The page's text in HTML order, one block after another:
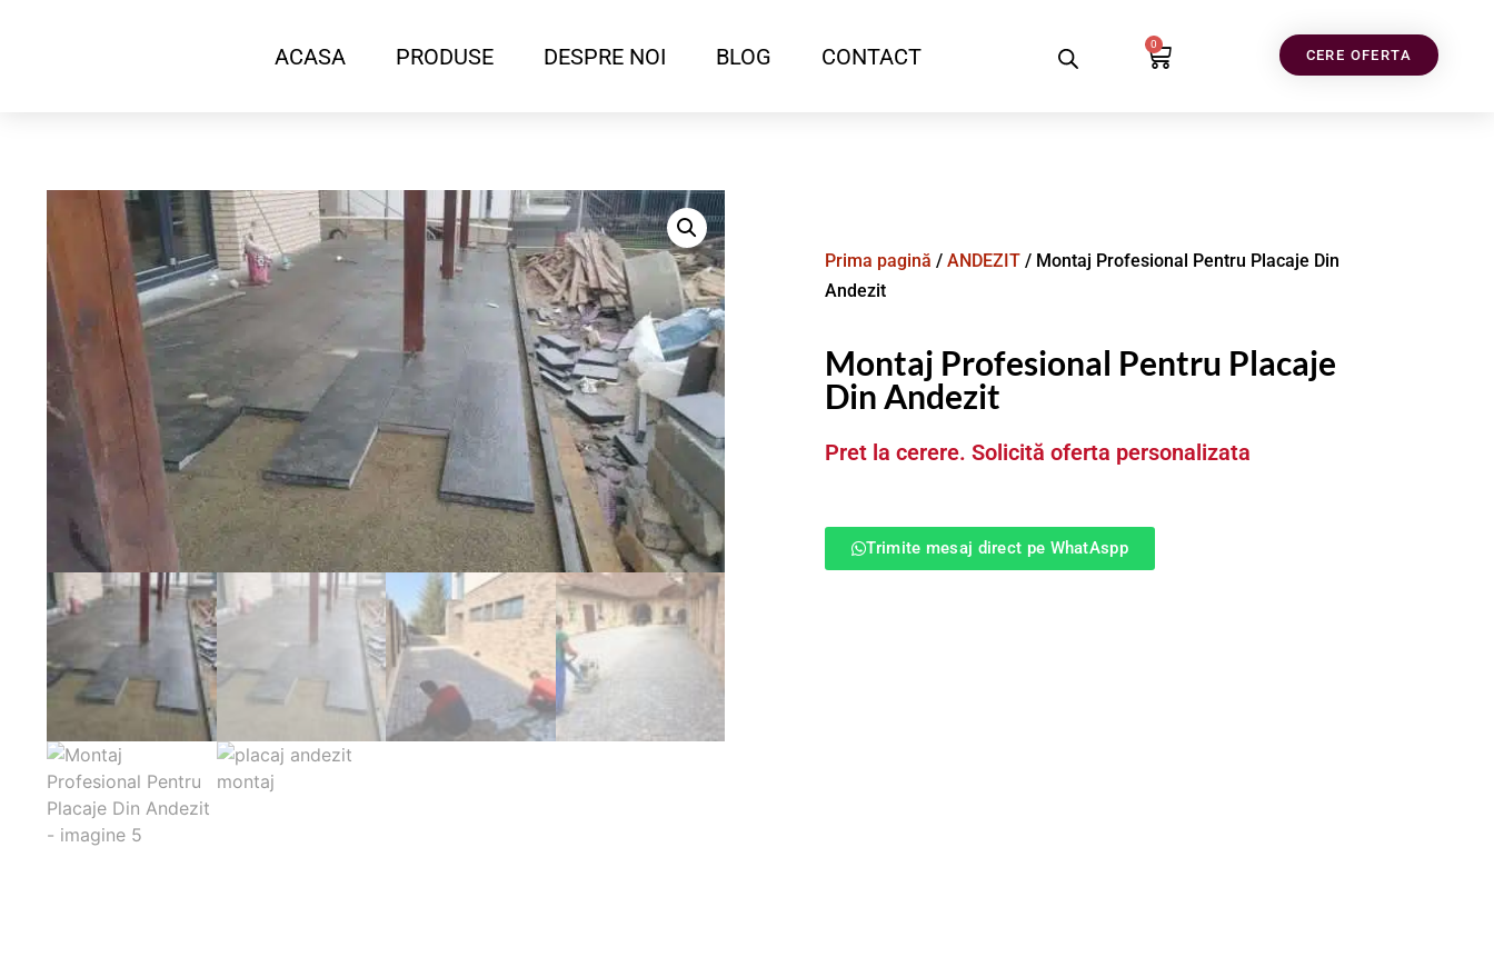
ACASA PRODUSE DESPRE NOI BLOG CONTACT 0
CERE OFERTA
Prima pagină / ANDEZIT / Montaj Profesional Pentru Placaje Din
Andezit
Montaj Profesional Pentru Placaje
Din Andezit
Pret la cerere. Solicită oferta personalizata
Trimite mesaj direct pe WhatAspp